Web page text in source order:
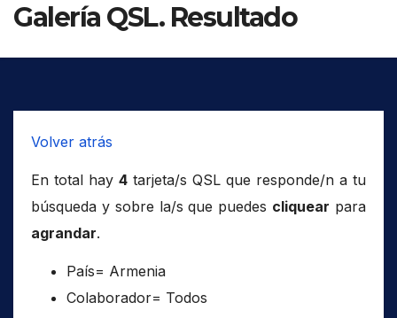
Galería QSL. Resultado
Volver atrás
En total hay 4 tarjeta/s QSL que responde/n a tu
búsqueda y sobre la/s que puedes cliquear para
agrandar.
País= Armenia
Colaborador= Todos